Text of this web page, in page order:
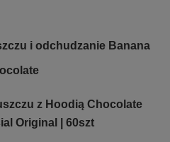
i odchudzanie Banana
z Hoodią Chocolate
Original | 60szt